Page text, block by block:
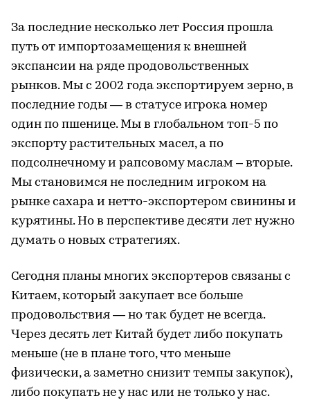
За последние несколько лет Россия прошла
путь от импортозамещения к внешней
экспансии на ряде продовольственных
рынков. Мы с 2002 года экспортируем зерно, в
последние годы — в статусе игрока номер
один по пшенице. Мы в глобальном топ-5 по
экспорту растительных масел, а по
подсолнечному и рапсовому маслам – вторые.
Мы становимся не последним игроком на
рынке сахара и нетто-экспортером свинины и
курятины. Но в перспективе десяти лет нужно
думать о новых стратегиях.
Сегодня планы многих экспортеров связаны с
Китаем, который закупает все больше
продовольствия — но так будет не всегда.
Через десять лет Китай будет либо покупать
меньше (не в плане того, что меньше
физически, а заметно снизит темпы закупок),
либо покупать не у нас или не только у нас.